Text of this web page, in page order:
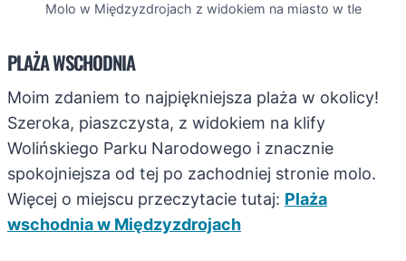
Molo w Międzyzdrojach z widokiem na miasto w tle
PLAŻA WSCHODNIA
Moim zdaniem to najpiękniejsza plaża w okolicy!
Szeroka, piaszczysta, z widokiem na klify
Wolińskiego Parku Narodowego i znacznie
spokojniejsza od tej po zachodniej stronie molo.
Więcej o miejscu przeczytacie tutaj: Plaża
wschodnia w Międzyzdrojach